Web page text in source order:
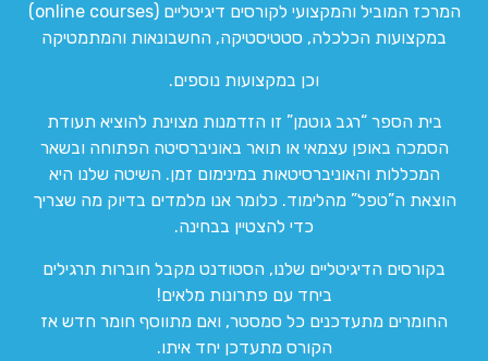
המרכז המוביל והמקצועי לקורסים דיגיטליים (online courses)
במקצועות הכלכלה, סטטיסטיקה, החשבונאות והמתמטיקה
וכן במקצועות נוספים.
בית הספר “רגב גוטמן” זו הזדמנות מצוינת להוציא תעודת
הסמכה באופן עצמאי או תואר באוניברסיטה הפתוחה ובשאר
המכללות והאוניברסיטאות במינימום זמן. השיטה שלנו היא
הוצאת ה”טפל” מהלימוד. כלומר אנו מלמדים בדיוק מה שצריך
כדי להצטיין בבחינה.
בקורסים הדיגיטליים שלנו, הסטודנט מקבל חוברות תרגילים
ביחד עם פתרונות מלאים!
החומרים מתעדכנים כל סמסטר, ואם מתווסף חומר חדש אז
הקורס מתעדכן יחד איתו.